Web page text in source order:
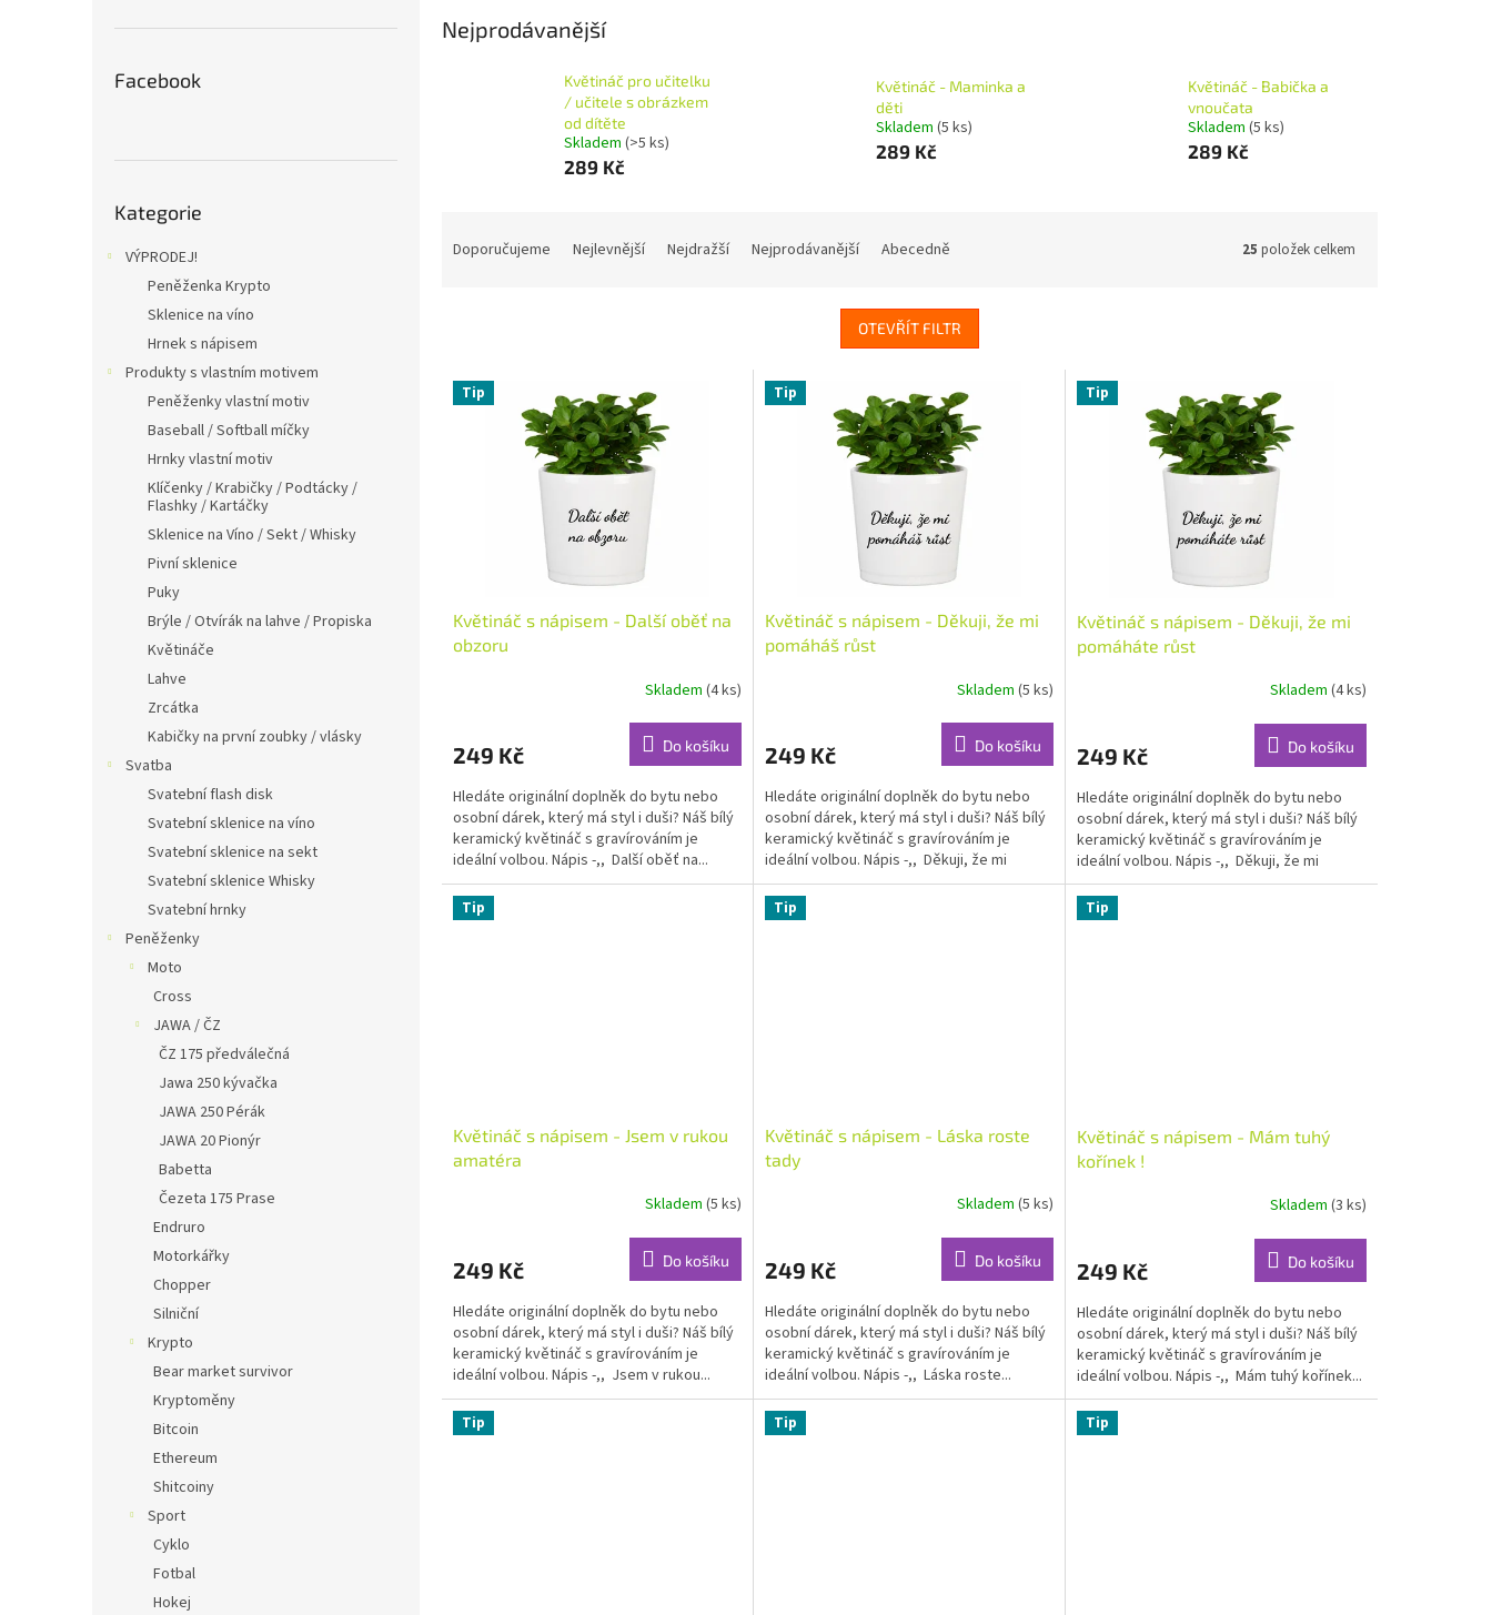
Facebook
kategorie
Kategorie
VÝPRODEJ!
Peněženka Krypto
Sklenice na víno
Hrnek s nápisem
Produkty s vlastním motivem
Peněženky vlastní motiv
Baseball / Softball míčky
Hrnky vlastní motiv
Klíčenky / Krabičky / Podtácky /
Flashky / Kartáčky
Sklenice na Víno / Sekt / Whisky
Pivní sklenice
Puky
Brýle / Otvírák na lahve / Propiska
Květináče
Lahve
Zrcátka
Kabičky na první zoubky / vlásky
Svatba
Svatební flash disk
Svatební sklenice na víno
Svatební sklenice na sekt
Svatební sklenice Whisky
Svatební hrnky
Peněženky
Moto
Cross
JAWA / ČZ
ČZ 175 předválečná
Jawa 250 kývačka
JAWA 250 Pérák
JAWA 20 Pionýr
Babetta
Čezeta 175 Prase
Endruro
Motorkářky
Chopper
Silniční
Krypto
Bear market survivor
Kryptoměny
Bitcoin
Ethereum
Shitcoiny
Sport
Cyklo
Fotbal
Hokej
Nejprodávanější
Květináč pro učitelku
/ učitele s obrázkem
od dítěte
Skladem (>5 ks)
289 Kč
Květináč - Maminka a
děti
Skladem (5 ks)
289 Kč
Květináč - Babička a
vnoučata
Skladem (5 ks)
289 Kč
Doporučujeme Nejlevnější Nejdražší Nejprodávanější Abecedně 25 položek celkem
OTEVŘÍT FILTR
V Tip
Květináč s nápisem - Další oběť na
obzoru
Skladem (4 ks)
249 Kč Do košíku
Hledáte originální doplněk do bytu nebo
osobní dárek, který má styl i duši? Náš bílý
keramický květináč s gravírováním je
ideální volbou. Nápis -,, Další oběť na...
Tip
Květináč s nápisem - Děkuji, že mi
pomáháš růst
Skladem (5 ks)
249 Kč Do košíku
Hledáte originální doplněk do bytu nebo
osobní dárek, který má styl i duši? Náš bílý
keramický květináč s gravírováním je
ideální volbou. Nápis -,, Děkuji, že mi
pomáháš...
Tip
Květináč s nápisem - Děkuji, že mi
pomáháte růst
Skladem (4 ks)
249 Kč Do košíku
Hledáte originální doplněk do bytu nebo
osobní dárek, který má styl i duši? Náš bílý
keramický květináč s gravírováním je
ideální volbou. Nápis -,, Děkuji, že mi
pomáháte...
Tip
Květináč s nápisem - Jsem v rukou
amatéra
Skladem (5 ks)
249 Kč Do košíku
Hledáte originální doplněk do bytu nebo
osobní dárek, který má styl i duši? Náš bílý
keramický květináč s gravírováním je
ideální volbou. Nápis -,, Jsem v rukou...
Tip
Květináč s nápisem - Láska roste
tady
je
z
5
hvězdiček.
Skladem (5 ks)
249 Kč Do košíku
Hledáte originální doplněk do bytu nebo
osobní dárek, který má styl i duši? Náš bílý
keramický květináč s gravírováním je
ideální volbou. Nápis -,, Láska roste...
Tip
Květináč s nápisem - Mám tuhý
kořínek !
Skladem (3 ks)
249 Kč Do košíku
Hledáte originální doplněk do bytu nebo
osobní dárek, který má styl i duši? Náš bílý
keramický květináč s gravírováním je
ideální volbou. Nápis -,, Mám tuhý kořínek...
Tip Tip Tip